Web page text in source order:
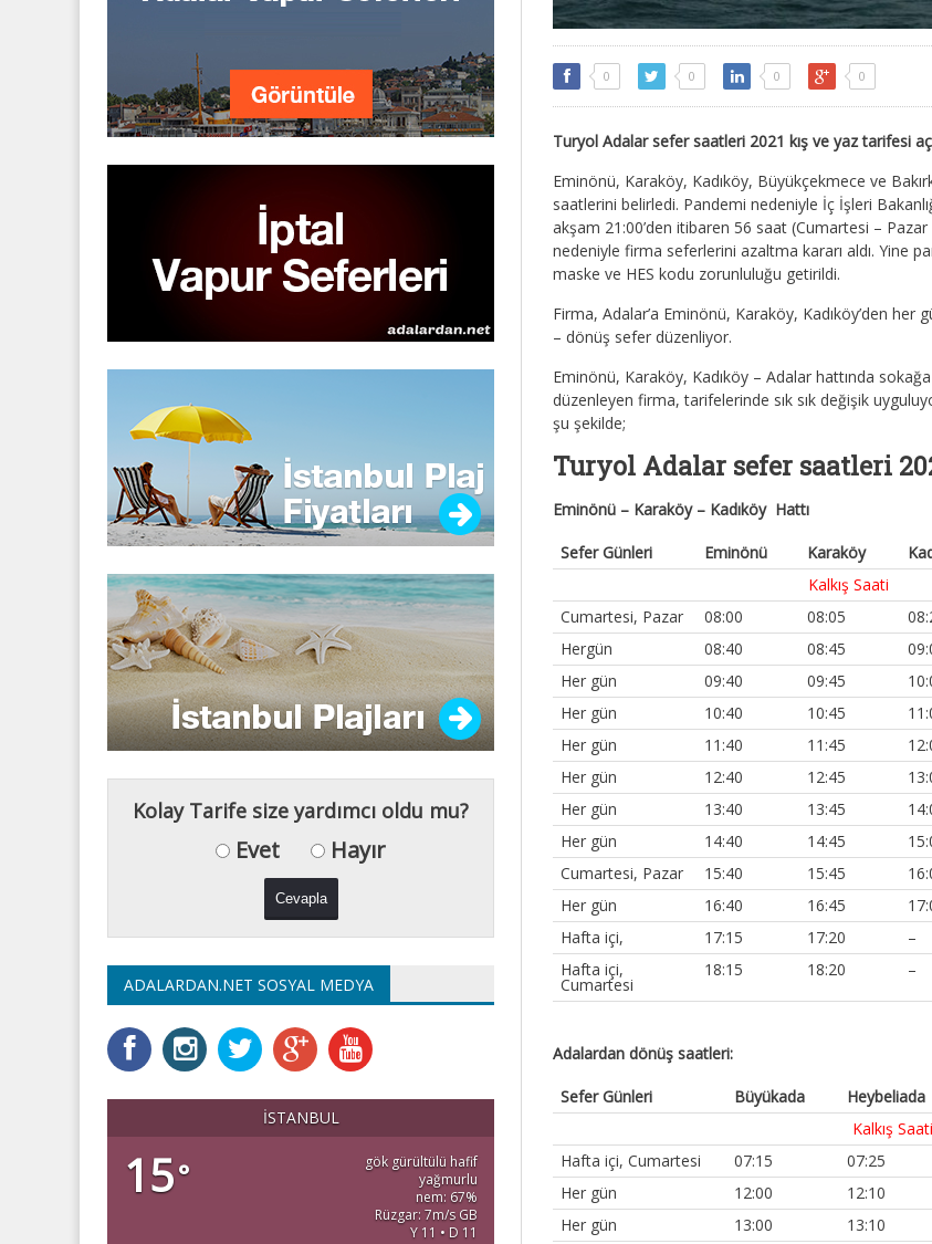
0 0 0 0
Turyol Adalar sefer saatleri 2021 kış ve yaz tarifesi
Eminönü, Karaköy, Kadıköy, Büyükçekmece ve
saatlerini belirledi. Pandemi nedeniyle İç İşleri
akşam 21:00’den itibaren 56 saat (Cumartesi –
nedeniyle firma seferlerini azaltma kararı aldı. Yine
maske ve HES kodu zorunluluğu getirildi.
Firma, Adalar’a Eminönü, Karaköy, Kadıköy’den her
– dönüş sefer düzenliyor.
Eminönü, Karaköy, Kadıköy – Adalar hattında
düzenleyen firma, tarifelerinde sık sık değişik
şu şekilde;
Turyol Adalar sefer saatleri
Eminönü – Karaköy – Kadıköy Hattı
Sefer Günleri Eminönü Karaköy
Kalkış Saati
Cumartesi, Pazar
08:00 08:05
Hergün
08:40 08:45
Her gün
09:40 09:45
Her gün
10:40 10:45
Her gün
11:40 11:45
Her gün
12:40 12:45
Her gün
13:40 13:45
Her gün
14:40 14:45
Cumartesi, Pazar
15:40 15:45
Her gün
16:40 16:45
Hafta içi,
17:15 17:20 –
Hafta içi,
Cumartesi
18:15 18:20 –
Adalardan dönüş saatleri:
Sefer Günleri Büyükada Heybeliada
Kalkış Saati
Hafta içi, Cumartesi
07:15 07:25
Her gün
12:00 12:10
Her gün
13:00 13:10
Kolay Tarife size yardımcı oldu mu?
Evet Hayır
ADALARDAN.NET SOSYAL MEDYA
İSTANBUL
15°
gök gürültülü hafif
yağmurlu
nem: 67%
Rüzgar: 7m/s GB
Y 11 • D 11